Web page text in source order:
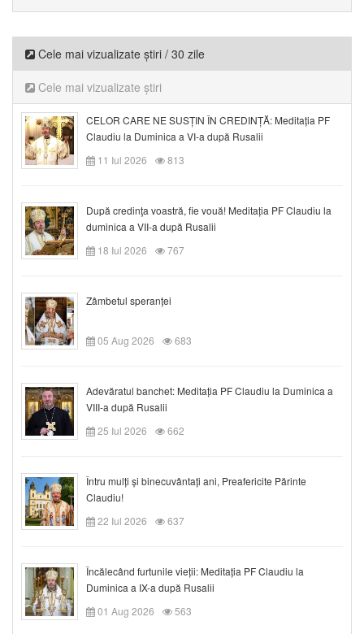
Cele mai vizualizate știri / 30 zile
Cele mai vizualizate știri
CELOR CARE NE SUSȚIN ÎN CREDINȚĂ: Meditația PF
Claudiu la Duminica a VI-a după Rusalii
11 Iul 2026
813
După credinţa voastră, fie vouă! Meditația PF Claudiu la
duminica a VII-a după Rusalii
18 Iul 2026
767
Zâmbetul speranței
05 Aug 2026 683
Adevăratul banchet: Meditația PF Claudiu la Duminica a
VIII-a după Rusalii
25 Iul 2026
662
Întru mulți și binecuvântați ani, Preafericite Părinte
Claudiu!
22 Iul 2026
637
Încălecând furtunile vieții: Meditația PF Claudiu la
Duminica a IX-a după Rusalii
01 Aug 2026
563